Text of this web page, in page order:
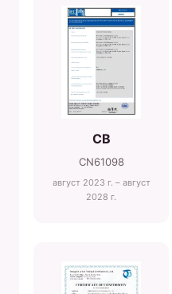
CB
CN61098
август 2023 г. – август
2028 г.